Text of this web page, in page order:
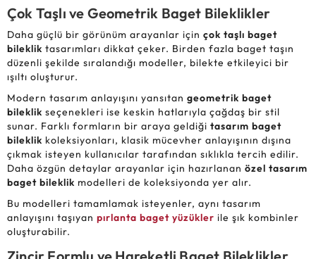
Çok Taşlı ve Geometrik Baget Bileklikler
Daha güçlü bir görünüm arayanlar için çok taşlı baget
bileklik tasarımları dikkat çeker. Birden fazla baget taşın
düzenli şekilde sıralandığı modeller, bilekte etkileyici bir
ışıltı oluşturur.
Modern tasarım anlayışını yansıtan geometrik baget
bileklik seçenekleri ise keskin hatlarıyla çağdaş bir stil
sunar. Farklı formların bir araya geldiği tasarım baget
bileklik koleksiyonları, klasik mücevher anlayışının dışına
çıkmak isteyen kullanıcılar tarafından sıklıkla tercih edilir.
Daha özgün detaylar arayanlar için hazırlanan özel tasarım
baget bileklik modelleri de koleksiyonda yer alır.
Bu modelleri tamamlamak isteyenler, aynı tasarım
anlayışını taşıyan pırlanta baget yüzükler ile şık kombinler
oluşturabilir.